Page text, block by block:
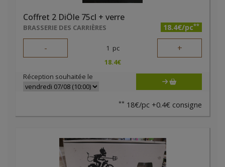
Coffret 2 DiÔle 75cl + verre
BRASSERIE DES CARRIÈRES 18.4€/pc**
- 1 pc +
18.4€
Réception souhaitée le
** 18€/pc +0.4€ consigne